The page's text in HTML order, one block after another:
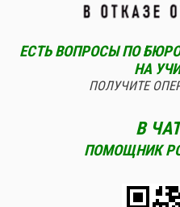
ЕСТЬ ВОПРОСЫ ПО
НА
ПОЛУЧИТЕ
В
ПОМОЩНИК